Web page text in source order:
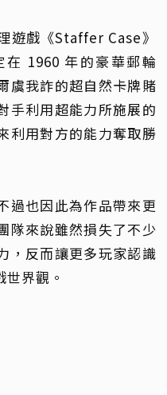
遊戲《Staffer Case》
1960 年的豪華郵輪
虞我詐的超自然卡牌賭
手利用超能力所施展的
利用對方的能力奪取勝
過也因此為作品帶來更
隊來說雖然損失了不少
，反而讓更多玩家認識
界觀。